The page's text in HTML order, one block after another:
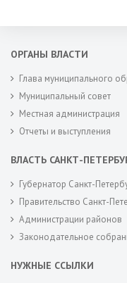
ОРГАНЫ ВЛАСТИ
Глава муниципального
Муниципальный совет
Местная администрация
Отчеты и выступления
ВЛАСТЬ САНКТ-
Губернатор Санкт-
Правительство Санкт-
Администрации районов
Законодательное собрание Санкт-
НУЖНЫЕ ССЫЛКИ